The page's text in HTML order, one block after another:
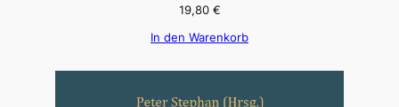
19,80 €
In den Warenkorb